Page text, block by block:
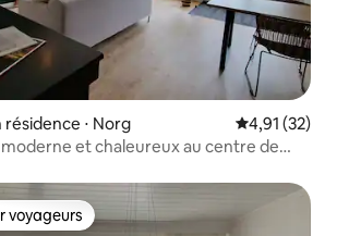
⋅ Norg Évaluation
4,91 (32)
moderne et chaleureux au centre de
les plus appréciés
voyageurs